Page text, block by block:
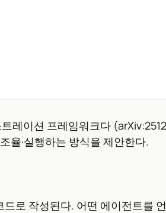
레이션 프레임워크다
율·실행하는 방식을 제안한다.
로 작성된다. 어떤 에이전트를